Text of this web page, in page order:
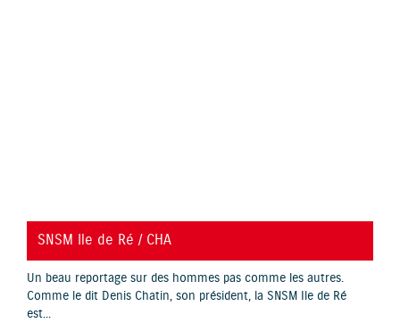
YouTube is disabled.
SNSM Ile de Ré / CHA
Un beau reportage sur des hommes pas comme les autres.
Comme le dit Denis Chatin, son président, la SNSM Ile de Ré
est...